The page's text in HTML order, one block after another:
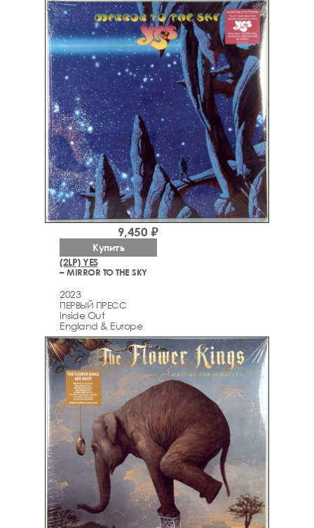
(2LP) YES
– MIRROR TO THE SKY
2023
ПЕРВЫЙ ПРЕСС
Inside Out
England & Europe
9,450 ₽
Купить